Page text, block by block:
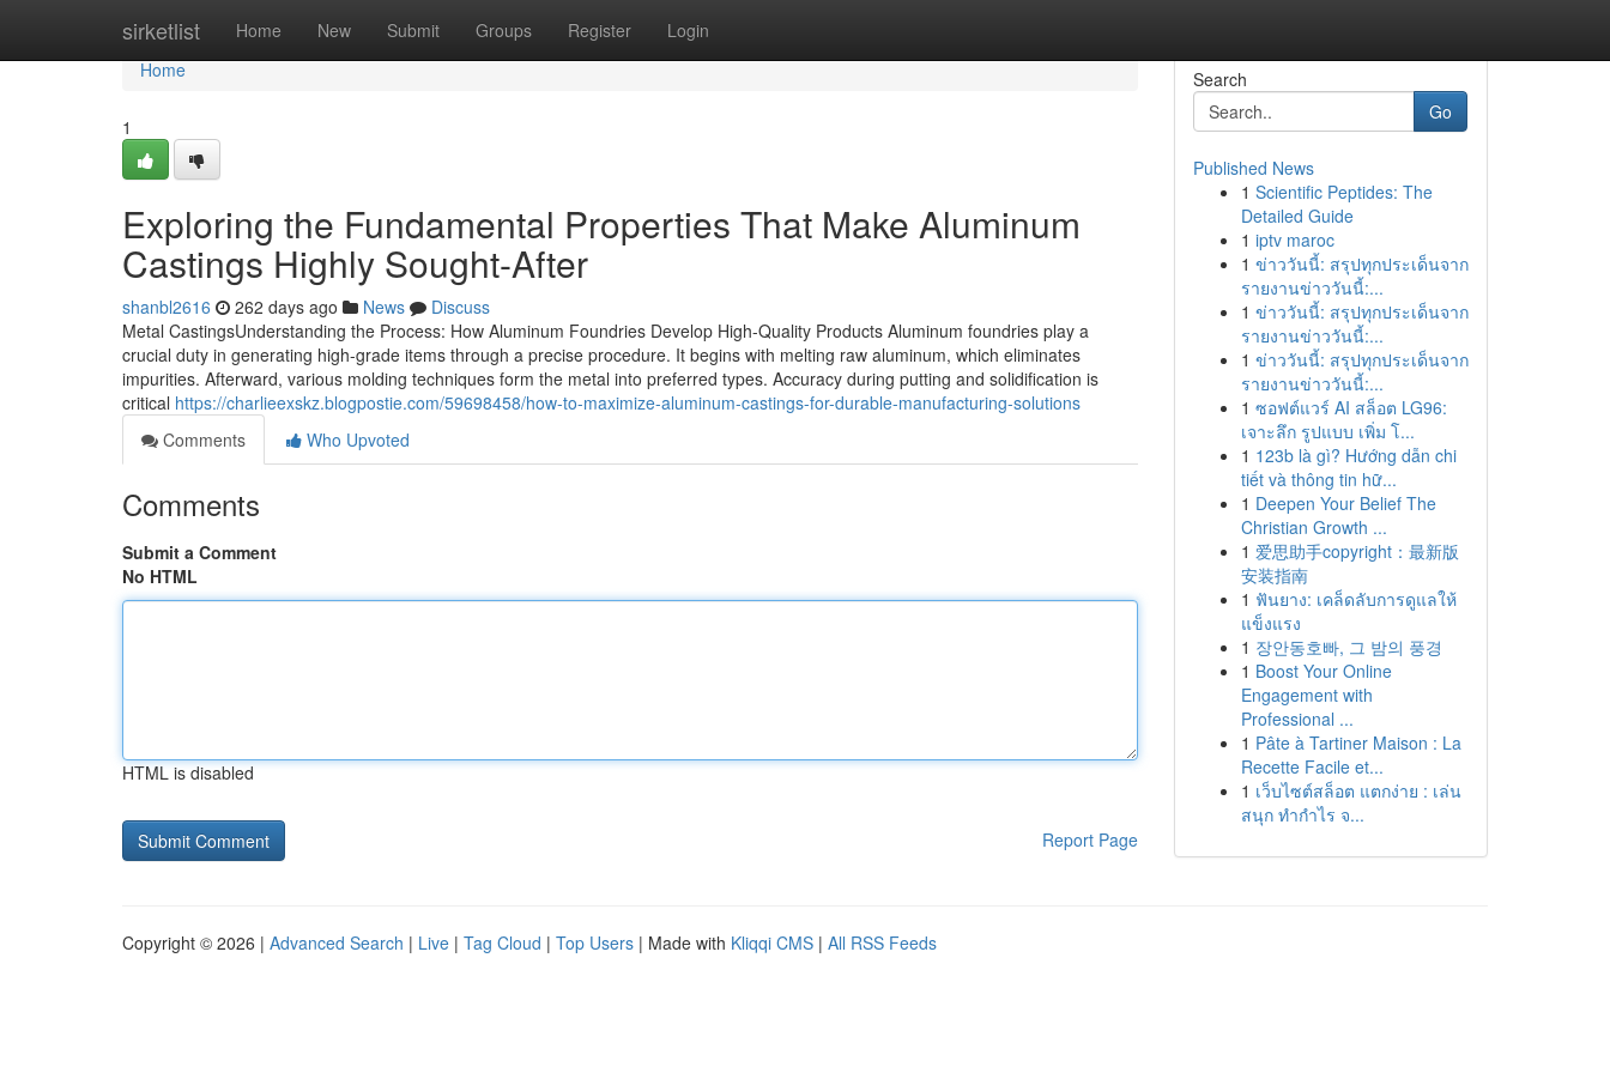
sirketlist Home New Submit Groups Register Login
Home
Home
1
Exploring the Fundamental Properties That Make Aluminum
Castings Highly Sought-After
shanbl2616 262 days ago News
Discuss
Metal CastingsUnderstanding the Process: How Aluminum Foundries Develop High-Quality Products Aluminum foundries play a
crucial duty in generating high-grade items through a precise procedure. It begins with melting raw aluminum, which eliminates
impurities. Afterward, various molding techniques form the metal into preferred types. Accuracy during putting and solidification is
critical https://charlieexskz.blogpostie.com/59698458/how-to-maximize-aluminum-castings-for-durable-manufacturing-solutions
Comments
Who Upvoted
Comments
Submit a Comment
No HTML
HTML is disabled
Report Page
Search
Go
Published News
1 Scientific Peptides: The
Detailed Guide
1 iptv maroc
1 ข่าววันนี้: สรุปทุกประเด็นจาก
รายงานข่าววันนี้:...
1 ข่าววันนี้: สรุปทุกประเด็นจาก
รายงานข่าววันนี้:...
1 ข่าววันนี้: สรุปทุกประเด็นจาก
รายงานข่าววันนี้:...
1 ซอฟต์แวร์ AI สล็อต LG96:
เจาะลึก รูปแบบ เพิ่ม โ...
1 123b là gì? Hướng dẫn chi
tiết và thông tin hữ...
1 Deepen Your Belief The
Christian Growth ...
1 爱思助手copyright：最新版
安装指南
1 ฟันยาง: เคล็ดลับการดูแลให้
แข็งแรง
1 장안동호빠, 그 밤의 풍경
1 Boost Your Online
Engagement with
Professional ...
1 Pâte à Tartiner Maison : La
Recette Facile et...
1 เว็บไซต์สล็อต แตกง่าย : เล่น
สนุก ทำกำไร จ...
Copyright © 2026 | Advanced Search | Live | Tag Cloud | Top Users | Made with Kliqqi CMS | All RSS Feeds